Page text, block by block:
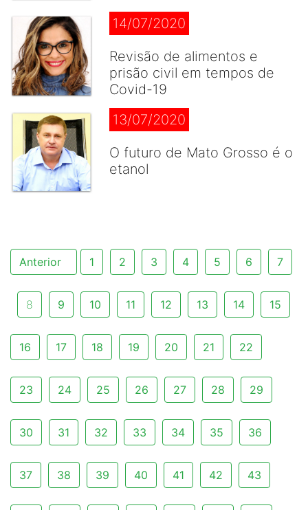
14/07/2020
Revisão de alimentos e
prisão civil em tempos de
Covid-19
13/07/2020
O futuro de Mato Grosso é o
etanol
Anterior 1 2 3 4 5 6 7
8 9 10 11 12 13 14 15
16 17 18 19 20 21 22
23 24 25 26 27 28 29
30 31 32 33 34 35 36
37 38 39 40 41 42 43